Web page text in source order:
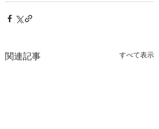
関連記事 すべて表示